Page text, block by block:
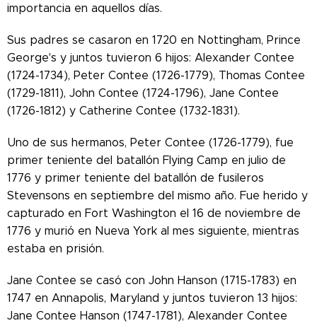
importancia en aquellos días.
Sus padres se casaron en 1720 en Nottingham, Prince
George's y juntos tuvieron 6 hijos: Alexander Contee
(1724-1734), Peter Contee (1726-1779), Thomas Contee
(1729-1811), John Contee (1724-1796), Jane Contee
(1726-1812) y Catherine Contee (1732-1831).
Uno de sus hermanos, Peter Contee (1726-1779), fue
primer teniente del batallón Flying Camp en julio de
1776 y primer teniente del batallón de fusileros
Stevensons en septiembre del mismo año. Fue herido y
capturado en Fort Washington el 16 de noviembre de
1776 y murió en Nueva York al mes siguiente, mientras
estaba en prisión.
Jane Contee se casó con John Hanson (1715-1783) en
1747 en Annapolis, Maryland y juntos tuvieron 13 hijos:
Jane Contee Hanson (1747-1781), Alexander Contee